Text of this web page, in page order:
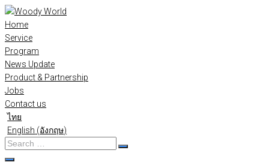
Skip
to
content
Home
Service
Program
News Update
Product & Partnership
Jobs
Contact us
ไทย
English (อังกฤษ)
Search
…